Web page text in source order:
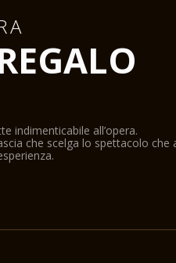
indimenticabile all’opera.
che scelga lo spettacolo